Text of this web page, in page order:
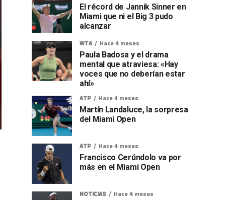
El récord de Jannik Sinner en
Miami que ni el Big 3 pudo
alcanzar
WTA Hace 4 meses
Paula Badosa y el drama
mental que atraviesa: «Hay
voces que no deberían estar
ahí»
ATP Hace 4 meses
Martín Landaluce, la sorpresa
del Miami Open
ATP Hace 4 meses
Francisco Cerúndolo va por
más en el Miami Open
NOTICIAS Hace 4 meses